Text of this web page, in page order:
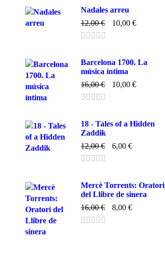
Nadales arreu
12,00€ 10,00 €
Barcelona 1700. La
música íntima
16,00€ 10,00 €
18 - Tales of a Hidden
Zaddik
12,00€ 6,00 €
Mercè Torrents: Oratori
del Llibre de sinera
16,00€ 8,00 €